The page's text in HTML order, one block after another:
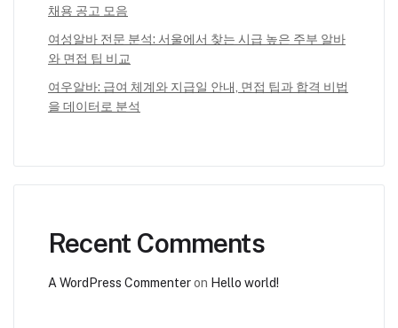
채용 공고 모음
여성알바 전문 분석: 서울에서 찾는 시급 높은 주부 알바
와 면접 팁 비교
여우알바: 급여 체계와 지급일 안내, 면접 팁과 합격 비법
을 데이터로 분석
Recent Comments
A WordPress Commenteron Hello world!